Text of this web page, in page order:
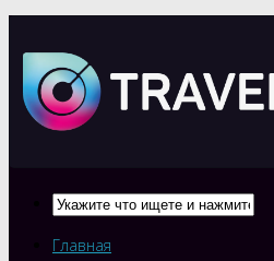
Главная